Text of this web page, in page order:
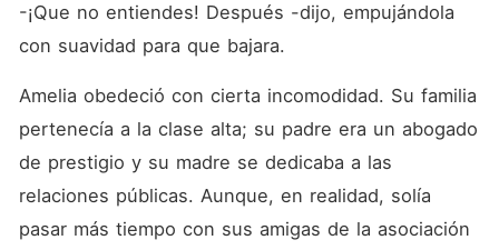
-¡Que no entiendes! Después -dijo, empujándola
con suavidad para que bajara.
Amelia obedeció con cierta incomodidad. Su familia
pertenecía a la clase alta; su padre era un abogado
de prestigio y su madre se dedicaba a las
relaciones públicas. Aunque, en realidad, solía
pasar más tiempo con sus amigas de la asociación